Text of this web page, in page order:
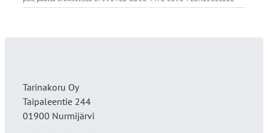
Tarinakoru Oy
Taipaleentie 244
01900 Nurmijärvi